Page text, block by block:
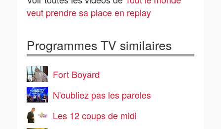
veut prendre sa place en replay
Programmes TV similaires
Fort Boyard
N'oubliez pas les paroles
Les 12 coups de midi